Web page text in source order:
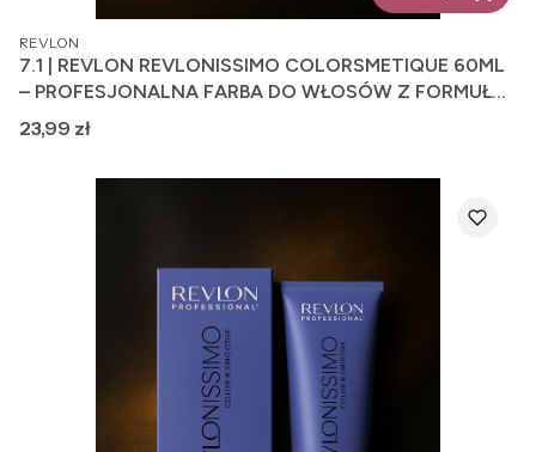
PRODUCENT
REVLON
7.1 | REVLON REVLONISSIMO COLORSMETIQUE 60ML
– PROFESJONALNA FARBA DO WŁOSÓW Z FORMUŁĄ
PIELĘGNUJĄCĄ
Cena
23,99 zł